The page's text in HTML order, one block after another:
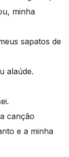
minha
sapatos de
alaúde.
canção
e a minha